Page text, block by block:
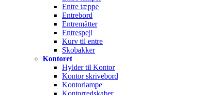
Entre tæppe
Entrebord
Entremåtter
Entrespejl
Kurv til entre
Skobakker
Kontoret
Hylder til Kontor
Kontor skrivebord
Kontorlampe
Kontorredskaber